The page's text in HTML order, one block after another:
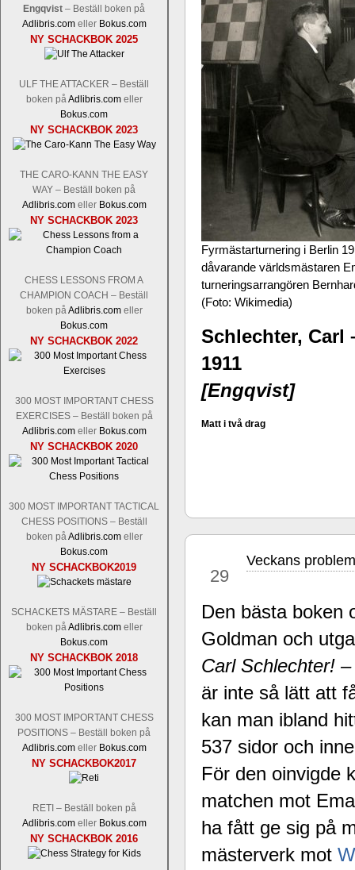
Engqvist – Beställ boken på
Adlibris.comeller Bokus.com
NY SCHACKBOK 2025
ULF THE ATTACKER – Beställ
boken påAdlibris.comeller
Bokus.com
NY SCHACKBOK 2023
THE CARO-KANN THE EASY
WAY – Beställ boken på
Adlibris.comeller Bokus.com
NY SCHACKBOK 2023
CHESS LESSONS FROM A
CHAMPION COACH – Beställ
boken påAdlibris.comeller
Bokus.com
NY SCHACKBOK 2022
300 MOST IMPORTANT CHESS
EXERCISES – Beställ boken på
Adlibris.comeller Bokus.com
NY SCHACKBOK 2020
300 MOST IMPORTANT TACTICAL
CHESS POSITIONS – Beställ
boken påAdlibris.comeller
Bokus.com
NY SCHACKBOK2019
SCHACKETS MÄSTARE – Beställ
boken påAdlibris.comeller
Bokus.com
NY SCHACKBOK 2018
300 MOST IMPORTANT CHESS
POSITIONS – Beställ boken på
Adlibris.comeller Bokus.com
NY SCHACKBOK2017
RETI – Beställ boken på
Adlibris.comeller Bokus.com
NY SCHACKBOK 2016
Schacksnack har inlett det nya
Random, där pjäserna slumpas på
talet och där det på förhand är
ökar i spelöppningsfasen, medan
att man måste kunna och förstå
högerspalten nedan.
Den sjunde upplagan av
Levon Aronian-Maxime Vachier-
revanschera sig efter att inte ha
Idag börjar
ronden:GM Jonny Hector- GM
och öppen så vem helst kan ta
kämpar om Sverigemästartiteln.
status, och Tikkanen är säkert mätt
FM Erik Malmstig-IM Tommy
Tom Rydström-GM Thomas Ernst.
Fyrmästarturnering i Berlin
dåvarande världsmästaren
turneringsarrangören
(Foto: Wikimedia)
Schlechter, Carl
1911
[Engqvist]
Matt i två drag
29
Veckans
Den bästa boken
Goldman och
Carl Schlechter!
är inte så lätt att
kan man ibland
537 sidor och
För den oinvigde
matchen mot
ha fått ge sig på
mästerverk mot